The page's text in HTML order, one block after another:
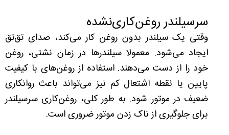
سرسیلندر روغن‌کاری‌نشده
وقتی یک سیلندر بدون روغن کار می‌کند، صدای تق‌تق
ایجاد می‌شود. معمولا سیلندرها در زمان نشتی، روغن
خود را از دست می‌دهند. استفاده از روغن‌های با کیفیت
پایین یا نقطه اشتعال کم نیز می‌تواند باعث روانکاری
ضعیف در موتور شود. به طور کلی، روغن‌کاری سرسیلندر
برای جلوگیری از ناک زدن موتور ضروری است.